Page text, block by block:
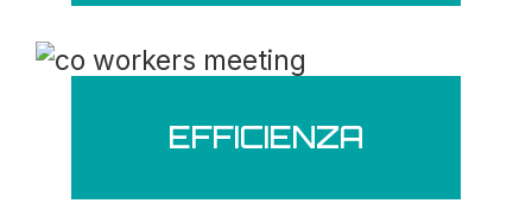
EFFICIENZA